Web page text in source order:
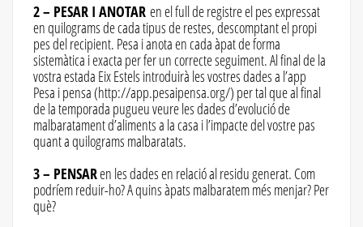
2 – PESAR I ANOTAR en el full de registre el pes expressat
en quilograms de cada tipus de restes, descomptant el propi
pes del recipient. Pesa i anota en cada àpat de forma
sistemàtica i exacta per fer un correcte seguiment. Al final de la
vostra estada Eix Estels introduirà les vostres dades a l’app
Pesa i pensa (http://app.pesaipensa.org/) per tal que al final
de la temporada pugueu veure les dades d’evolució de
malbaratament d’aliments a la casa i l’impacte del vostre pas
quant a quilograms malbaratats.
3 – PENSARen les dades en relació al residu generat. Com
podríem reduir-ho? A quins àpats malbaratem més menjar? Per
què?